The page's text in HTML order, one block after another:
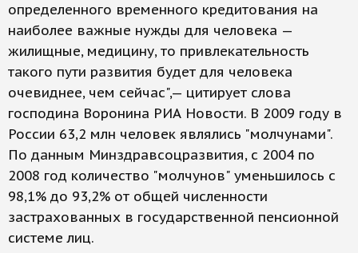
определенного временного кредитования на
наиболее важные нужды для человека —
жилищные, медицину, то привлекательность
такого пути развития будет для человека
очевиднее, чем сейчас",— цитирует слова
господина Воронина РИА Новости. В 2009 году в
России 63,2 млн человек являлись "молчунами".
По данным Минздравсоцразвития, с 2004 по
2008 год количество "молчунов" уменьшилось с
98,1% до 93,2% от общей численности
застрахованных в государственной пенсионной
системе лиц.